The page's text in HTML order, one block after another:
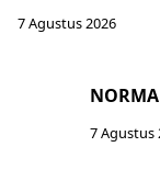
7 Agustus 2026
7 Agustus